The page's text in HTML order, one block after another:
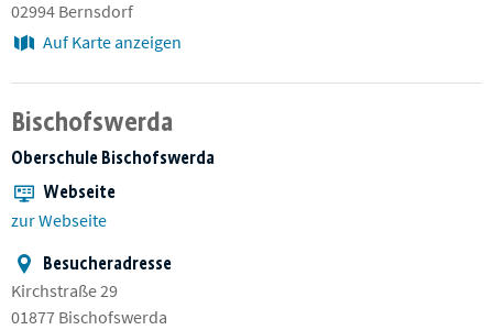
02994 Bernsdorf
Auf Karte anzeigen
Bischofswerda
Oberschule Bischofswerda
Webseite
zur Webseite
Besucheradresse
Kirchstraße 29
01877 Bischofswerda